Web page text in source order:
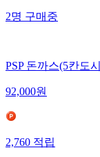
2명구매중
PSP 돈까스(5칸도
92,000원
2,760적립